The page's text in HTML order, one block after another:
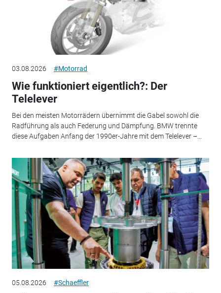
03.08.2026 #Motorrad
Wie funktioniert eigentlich?: Der
Telelever
Bei den meisten Motorrädern übernimmt die Gabel sowohl die
Radführung als auch Federung und Dämpfung. BMW trennte
diese Aufgaben Anfang der 1990er-Jahre mit dem Telelever –...
05.08.2026 #Schaeffler